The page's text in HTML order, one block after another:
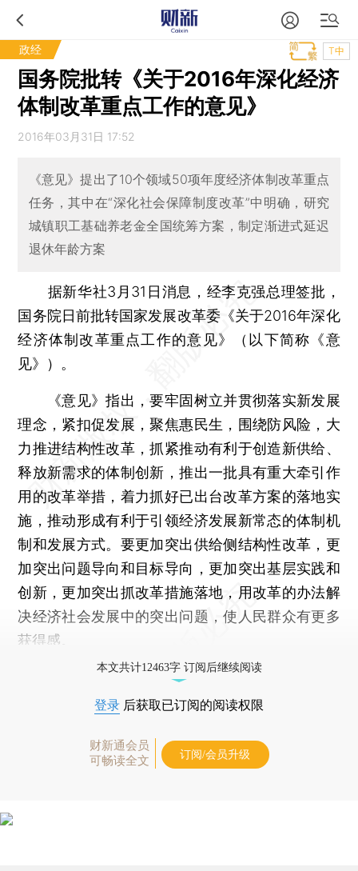
政经 T中
国务院批转《关于2016年深化经济
体制改革重点工作的意见》
2016年03月31日 17:52
《意见》提出了10个领域50项年度经济体制改革重点
任务，其中在“深化社会保障制度改革”中明确，研究
城镇职工基础养老金全国统筹方案，制定渐进式延迟
退休年龄方案
据新华社3月31日消息，经李克强总理签批，
国务院日前批转国家发展改革委《关于2016年深化
经济体制改革重点工作的意见》（以下简称《意
见》）。
《意见》指出，要牢固树立并贯彻落实新发展
理念，紧扣促发展，聚焦惠民生，围绕防风险，大
力推进结构性改革，抓紧推动有利于创造新供给、
释放新需求的体制创新，推出一批具有重大牵引作
用的改革举措，着力抓好已出台改革方案的落地实
施，推动形成有利于引领经济发展新常态的体制机
制和发展方式。要更加突出供给侧结构性改革，更
加突出问题导向和目标导向，更加突出基层实践和
创新，更加突出抓改革措施落地，用改革的办法解
决经济社会发展中的突出问题，使人民群众有更多
获得感。
本文共计12463字 订阅后继续阅读
登录 后获取已订阅的阅读权限
财新通会员
可畅读全文
订阅/会员升级